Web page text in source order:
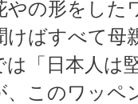
やの形をした
けばすべて母
「日本人は
、このワッペ